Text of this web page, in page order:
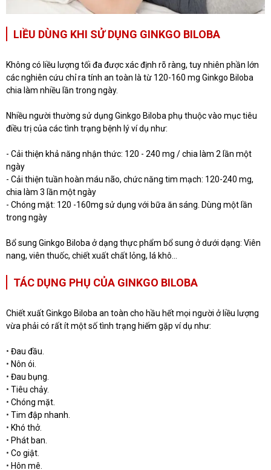
LIỀU DÙNG KHI SỬ DỤNG GINKGO BILOBA
Không có liều lượng tối đa được xác định rõ ràng, tuy nhiên phần lớn
các nghiên cứu chỉ ra tính an toàn là từ 120-160 mg Ginkgo Biloba
chia làm nhiều lần trong ngày.
Nhiều người thường sử dụng Ginkgo Biloba phụ thuộc vào mục tiêu
điều trị của các tình trạng bệnh lý ví dụ như:
- Cải thiện khả năng nhận thức: 120 - 240 mg / chia làm 2 lần một
ngày
- Cải thiện tuần hoàn máu não, chức năng tim mạch: 120-240 mg,
chia làm 3 lần một ngày
- Chóng mặt: 120 -160mg sử dụng với bữa ăn sáng. Dùng một lần
trong ngày
Bổ sung Ginkgo Biloba ở dạng thực phẩm bổ sung ở dưới dạng: Viên
nang, viên thuốc, chiết xuất chất lỏng, lá khô...
TÁC DỤNG PHỤ CỦA GINKGO BILOBA
Chiết xuất Ginkgo Biloba an toàn cho hầu hết mọi người ở liều lượng
vừa phải có rất ít một số tình trạng hiếm gặp ví dụ như:
• Đau đầu.
• Nôn ói.
• Đau bụng.
• Tiêu chảy.
• Chóng mặt.
• Tim đập nhanh.
• Khó thở.
• Phát ban.
• Co giật.
• Hôn mê.